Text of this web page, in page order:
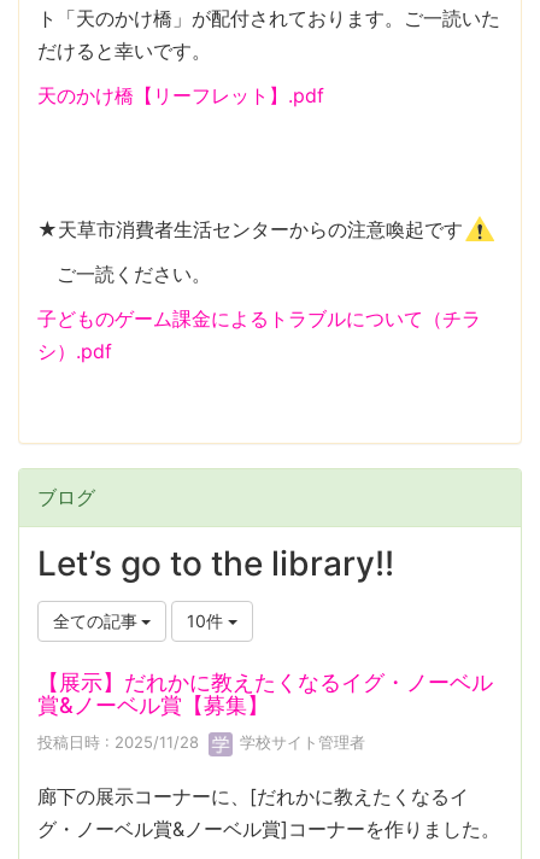
ト「天のかけ橋」が配付されております。ご一読いた
だけると幸いです。
天のかけ橋【リーフレット】.pdf
★天草市消費者生活センターからの注意喚起です
ご一読ください。
子どものゲーム課金によるトラブルについて（チラ
シ）.pdf
ブログ
Let’s go to the library!!
全ての記事 10件
【展示】だれかに教えたくなるイグ・ノーベル
賞&ノーベル賞【募集】
投稿日時 : 2025/11/28 学校サイト管理者
廊下の展示コーナーに、[だれかに教えたくなるイ
グ・ノーベル賞&ノーベル賞]コーナーを作りました。